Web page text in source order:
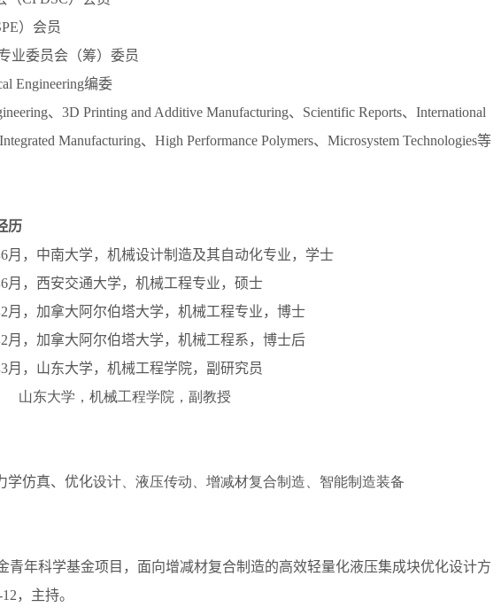
）会员
业委员会（筹）委员
Engineering编委
、3D Printing and Additive Manufacturing、Scientific Reports、International
Manufacturing、High Performance Polymers、Microsystem Technologies等
历
6月，中南大学，机械设计制造及其自动化专业，学士
6月，西安交通大学，机械工程专业，硕士
2月 ，加拿大阿尔伯塔大学，机械工程专业，博士
2月，加拿大阿尔伯塔大学，机械工程系，博士后
3月，山东大学，机械工程学院，副研究员
山东大学，机械工程学院，副教授
学仿真、优化设计、液压传动、增减材复合制造、智能制造装备
青年科学基金项目，面向增减材复合制造的高效轻量化液压集成块优化设计方
，主持。